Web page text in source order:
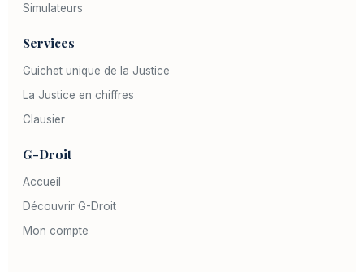
Simulateurs
Services
Guichet unique de la Justice
La Justice en chiffres
Clausier
G-Droit
Accueil
Découvrir G-Droit
Mon compte